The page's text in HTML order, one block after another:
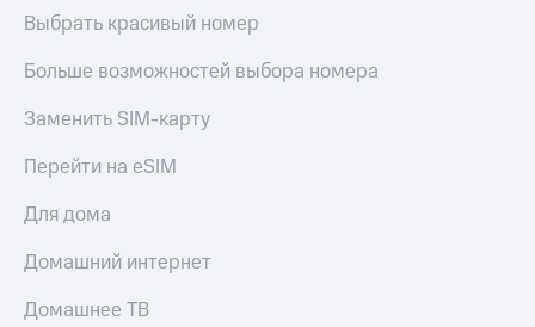
Выбрать красивый номер
Больше возможностей выбора номера
Заменить SIM-карту
Перейти на eSIM
Для дома
Домашний интернет
Домашнее ТВ